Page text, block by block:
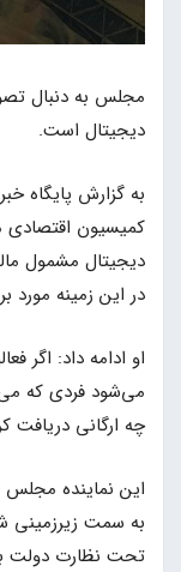
مجلس به دنبال
دیجیتال است.
به گزارش پایگاه
کمیسیون اقتصادی
دیجیتال مشمول
در این زمینه مورد
او ادامه داد: اگر
می‌شود فردی که
چه ارگانی دریافت
این نماینده مجلس
به سمت زیرزمینی
تحت نظارت دولت